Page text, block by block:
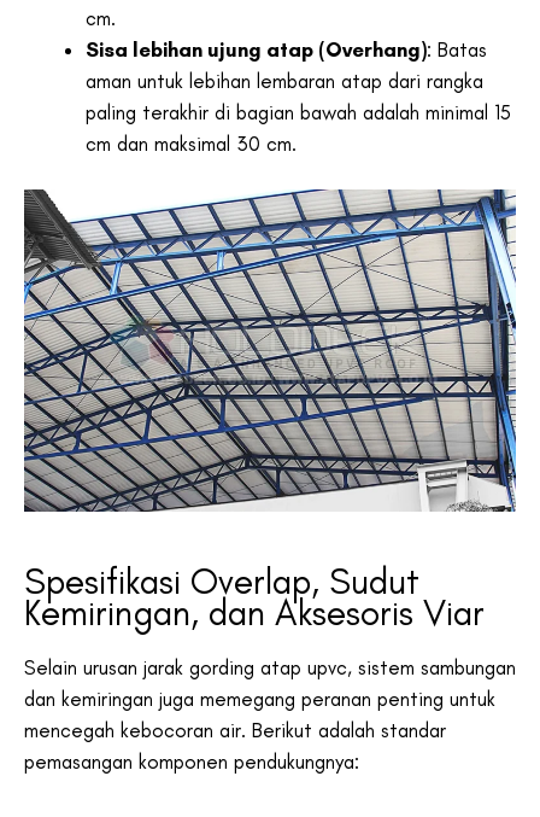
cm.
Sisa lebihan ujung atap (Overhang): Batas
aman untuk lebihan lembaran atap dari rangka
paling terakhir di bagian bawah adalah minimal 15
cm dan maksimal 30 cm.
Spesifikasi Overlap, Sudut
Kemiringan, dan Aksesoris Viar
Selain urusan jarak gording atap upvc, sistem sambungan
dan kemiringan juga memegang peranan penting untuk
mencegah kebocoran air. Berikut adalah standar
pemasangan komponen pendukungnya: